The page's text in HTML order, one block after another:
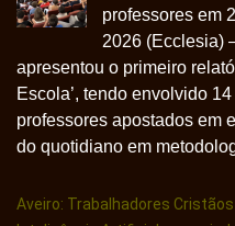
professores em
2026 (Ecclesia)
apresentou o primeiro
Escola’, tendo envolvido
professores apostados em
do quotidiano em
Aveiro: Trabalhadores